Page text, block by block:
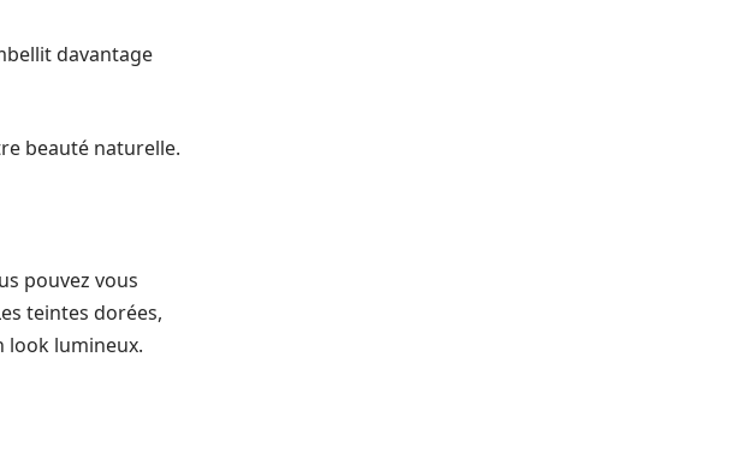
davantage
beauté naturelle.
pouvez vous
teintes dorées,
look lumineux.